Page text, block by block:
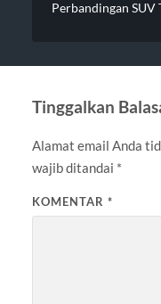
Perbandingan SUV
Tinggalkan
Alamat email Anda
wajib ditandai *
KOMENTAR *